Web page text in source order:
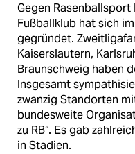
Gegen
Fußballklub hat sich
gegründet.
Kaiserslautern,
Braunschweig haben
Insgesamt
zwanzig Standorten
bundesweite
zu RB“. Es gab
in Stadien.